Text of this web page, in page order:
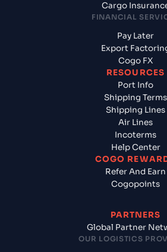
Cargo
FINANCIAL
Pay Later
Export
Cogo FX
RESOURCES
Port Info
Shipping Terms
Shipping Lines
Air Lines
Incoterms
Help Center
COGO
Refer And Earn
Cogopoints
PARTNERS
Global Partner
OUR LOGISTICS